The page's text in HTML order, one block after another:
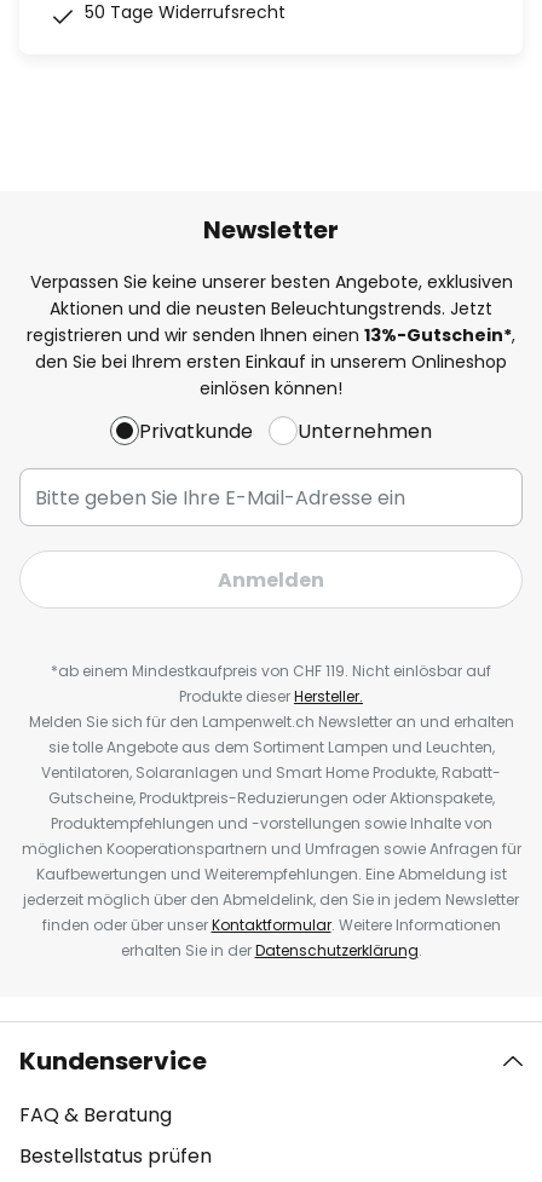
50 Tage Widerrufsrecht
Newsletter
Verpassen Sie keine unserer besten Angebote, exklusiven
Aktionen und die neusten Beleuchtungstrends. Jetzt
registrieren und wir senden Ihnen einen 13%-Gutschein*,
den Sie bei Ihrem ersten Einkauf in unserem Onlineshop
einlösen können!
Privatkunde Unternehmen
Anmelden
*ab einem Mindestkaufpreis von CHF 119. Nicht einlösbar auf
Produkte dieserHersteller.
Melden Sie sich für den Lampenwelt.ch Newsletter an und erhalten
sie tolle Angebote aus dem Sortiment Lampen und Leuchten,
Ventilatoren, Solaranlagen und Smart Home Produkte, Rabatt-
Gutscheine, Produktpreis-Reduzierungen oder Aktionspakete,
Produktempfehlungen und -vorstellungen sowie Inhalte von
möglichen Kooperationspartnern und Umfragen sowie Anfragen für
Kaufbewertungen und Weiterempfehlungen. Eine Abmeldung ist
jederzeit möglich über den Abmeldelink, den Sie in jedem Newsletter
finden oder über unserKontaktformular. Weitere Informationen
erhalten Sie in derDatenschutzerklärung.
Kundenservice
FAQ & Beratung
Bestellstatus prüfen